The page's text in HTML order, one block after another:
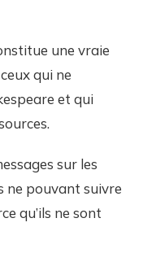
une vraie
qui ne
et qui
sur les
ne pouvant suivre
qu’ils ne sont